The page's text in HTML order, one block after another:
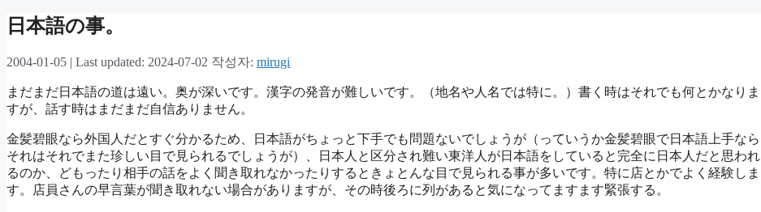
日本語の事。
2004-01-05 Last updated: 2024-07-02 작성자: mirugi
まだまだ日本語の道は遠い。奥が深いです。漢字の発音が難しいです。（地名や人名では特に。）書く時はそれでも何とかなりま
すが、話す時はまだまだ自信ありません。
金髪碧眼なら外国人だとすぐ分かるため、日本語がちょっと下手でも問題ないでしょうが（っていうか金髪碧眼で日本語上手なら
それはそれでまた珍しい目で見られるでしょうが）、日本人と区分され難い東洋人が日本語をしていると完全に日本人だと思われ
るのか、どもったり相手の話をよく聞き取れなかったりするときょとんな目で見られる事が多いです。特に店とかでよく経験しま
す。店員さんの早言葉が聞き取れない場合がありますが、その時後ろに列があると気になってますます緊張する。